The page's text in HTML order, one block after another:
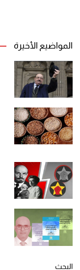
المواضيع الأخيرة
البحث